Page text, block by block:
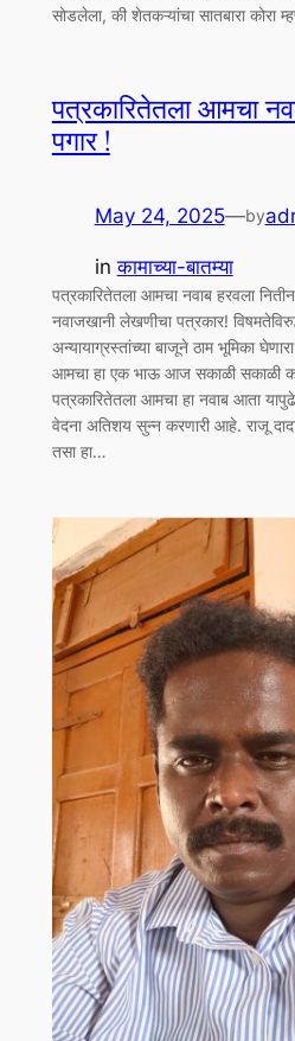
सोडलेला, की शेतकऱ्यांचा सातबारा कोरा
पत्रकारितेतला आमचा
पगार !
May 24, 2025—by
inकामाच्या-बातम्या
पत्रकारितेतला आमचा नवाब हरवला नितीन
नवाजखानी लेखणीचा पत्रकार!
अन्यायाग्रस्तांच्या बाजूने ठाम भूमिका
आमचा हा एक भाऊ आज सकाळी सकाळी
पत्रकारितेतला आमचा हा नवाब आता
वेदना अतिशय सुन्न करणारी आहे. राजू
तसा हा…